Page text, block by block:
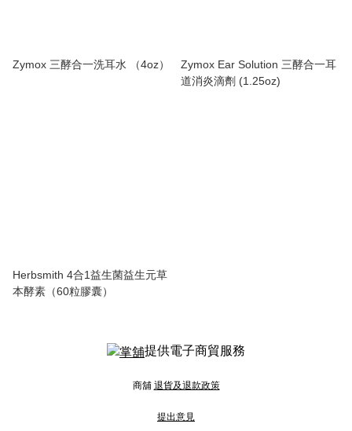
Zymox 三酵合一洗耳水 （4oz）
Zymox Ear Solution 三酵合一耳
道消炎滴劑 (1.25oz)
Herbsmith 4合1益生菌益生元草
本酵素（60粒膠囊）
提供電子商貿服務
商舖 退貨及退款政策
提出意見